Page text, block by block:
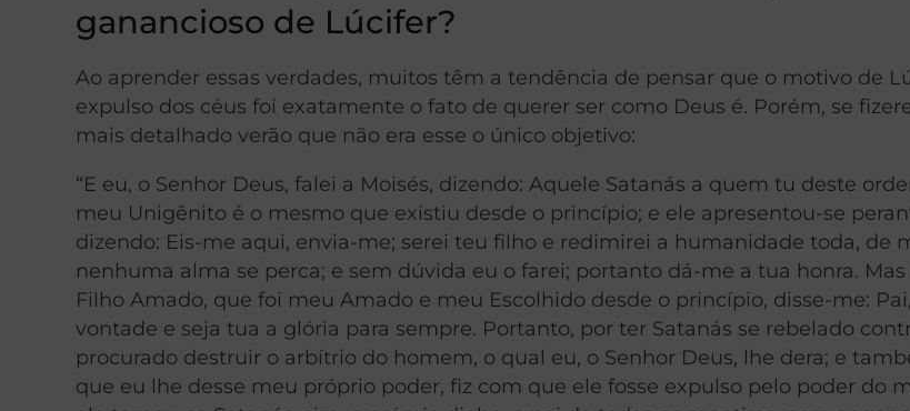
ganancioso de Lúcifer?
Ao aprender essas verdades, muitos têm a tendência de pensar que o motivo de
expulso dos céus foi exatamente o fato de querer ser como Deus é. Porém, se
mais detalhado verão que não era esse o único objetivo:
“E eu, o Senhor Deus, falei a Moisés, dizendo: Aquele Satanás a quem tu deste
meu Unigênito é o mesmo que existiu desde o princípio; e ele apresentou-se
dizendo: Eis-me aqui, envia-me; serei teu filho e redimirei a humanidade toda, de
nenhuma alma se perca; e sem dúvida eu o farei; portanto dá-me a tua honra.
Filho Amado, que foi meu Amado e meu Escolhido desde o princípio, disse-me:
vontade e seja tua a glória para sempre. Portanto, por ter Satanás se rebelado
procurado destruir o arbítrio do homem, o qual eu, o Senhor Deus, lhe dera; e
que eu lhe desse meu próprio poder, fiz com que ele fosse expulso pelo poder do